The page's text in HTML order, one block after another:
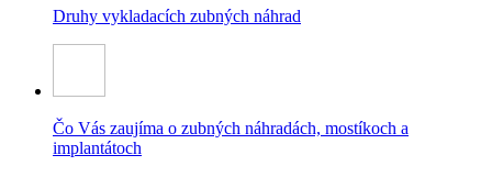
Druhy vykladacích zubných náhrad
Čo Vás zaujíma o zubných náhradách, mostíkoch a
implantátoch